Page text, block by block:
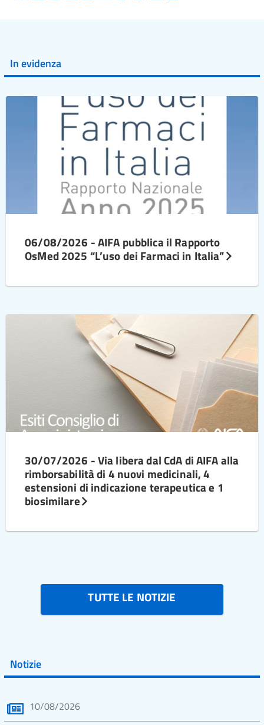
In evidenza
06/08/2026 - AIFA pubblica il Rapporto
OsMed 2025 “L’uso dei Farmaci in Italia”
30/07/2026 - Via libera dal CdA di AIFA alla
rimborsabilità di 4 nuovi medicinali, 4
estensioni di indicazione terapeutica e 1
biosimilare
TUTTE LE NOTIZIE
Notizie
10/08/2026